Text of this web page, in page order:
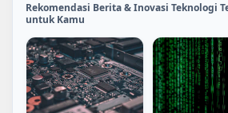
Rekomendasi Berita & Inovasi Teknologi
untuk Kamu